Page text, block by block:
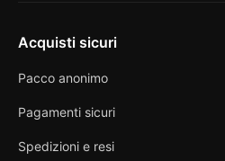
Acquisti sicuri
Pacco anonimo
Pagamenti sicuri
Spedizioni e resi